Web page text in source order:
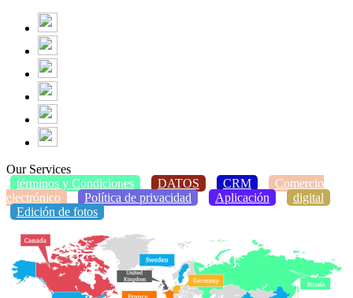
Our Services
términos y Condiciones
DATOS CRM
Comercio
electrónico
Política de privacidad Aplicación
digital
Edición de fotos